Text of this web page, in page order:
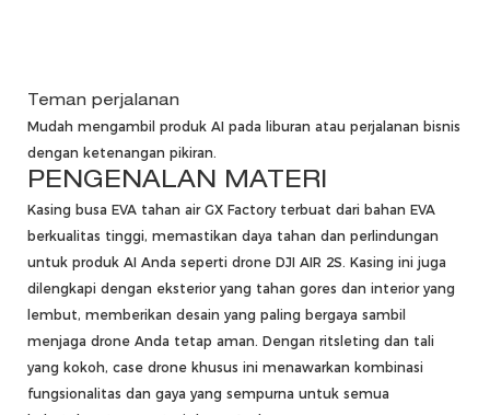
Teman perjalanan
Mudah mengambil produk AI pada liburan atau perjalanan bisnis
dengan ketenangan pikiran.
PENGENALAN MATERI
Kasing busa EVA tahan air GX Factory terbuat dari bahan EVA
berkualitas tinggi, memastikan daya tahan dan perlindungan
untuk produk AI Anda seperti drone DJI AIR 2S. Kasing ini juga
dilengkapi dengan eksterior yang tahan gores dan interior yang
lembut, memberikan desain yang paling bergaya sambil
menjaga drone Anda tetap aman. Dengan ritsleting dan tali
yang kokoh, case drone khusus ini menawarkan kombinasi
fungsionalitas dan gaya yang sempurna untuk semua